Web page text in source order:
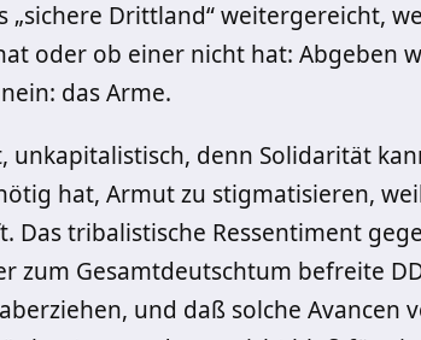
„sichere Drittland“ weitergereicht,
oder ob einer nicht hat: Abgeben
das Arme.
unkapitalistisch, denn Solidarität
hat, Armut zu stigmatisieren,
Das tribalistische Ressentiment
zum Gesamtdeutschtum befreite
und daß solche Avancen